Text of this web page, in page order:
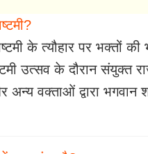
के त्यौहार पर भक्तों
उत्सव के दौरान संयुक्त
अन्य वक्ताओं द्वारा